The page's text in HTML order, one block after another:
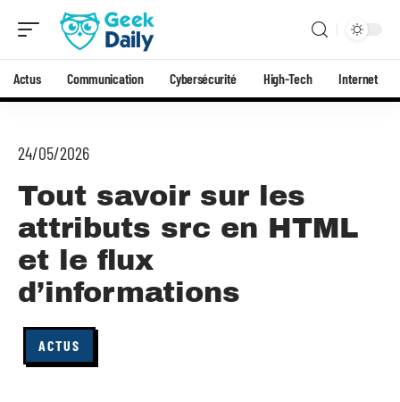
Actus Communication Cybersécurité High-Tech Internet
24/05/2026
Tout savoir sur les
attributs src en HTML
et le flux
d’informations
ACTUS